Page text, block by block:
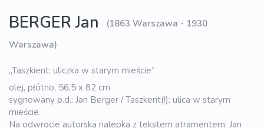
BERGER Jan
(1863 Warszawa - 1930
Warszawa)
„Taszkient: uliczka w starym mieście”
olej, płótno, 56,5 x 82 cm
sygnowany p.d.: Jan Berger / Taszkent(!): ulica w starym
mieście.
Na odwrocie autorska nalepka z tekstem atramentem: Jan